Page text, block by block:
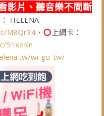
影片、聽音樂不間斷
HELENA
M8Qr34 、
上網卡：
51xeKn
wi-go-tw/